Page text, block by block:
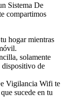
Sistema De
compartimos
hogar mientras
solamente
de
Vigilancia Wifi te
sucede en tu